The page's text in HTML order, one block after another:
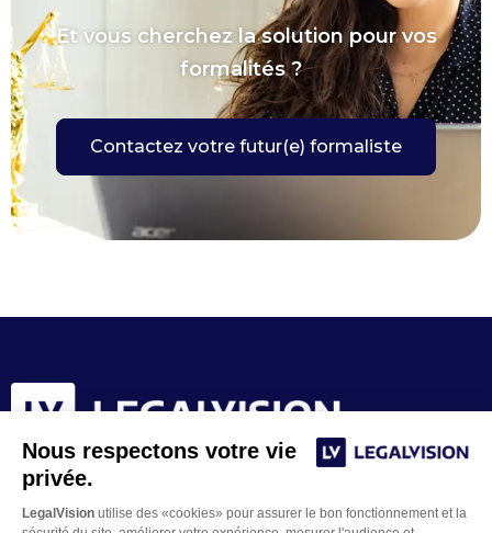
Nous respectons votre vie
privée.
LegalVision utilise des «cookies» pour assurer le bon fonctionnement et la
Et vous cherchez la solution pour vos
formalités ?
Contactez votre futur(e) formaliste